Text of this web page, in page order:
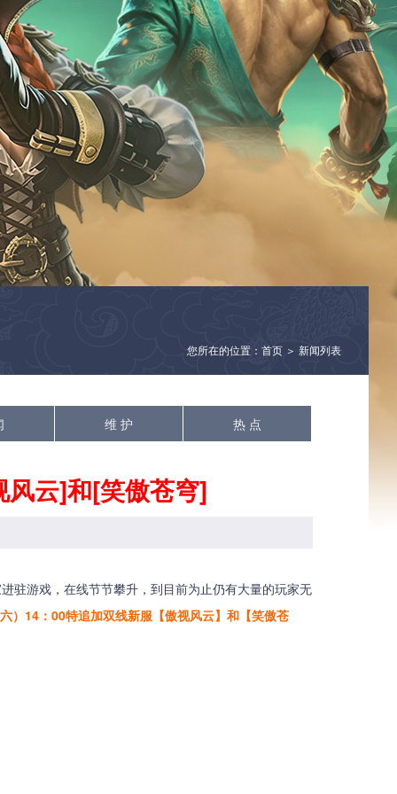
您所在的位置：首页 ＞ 新闻列表
维 护 热 点
云]和[笑傲苍穹]
游戏，在线节节攀升，到目前为止仍有大量的玩家无
）14：00特追加双线新服【傲视风云】和【笑傲苍